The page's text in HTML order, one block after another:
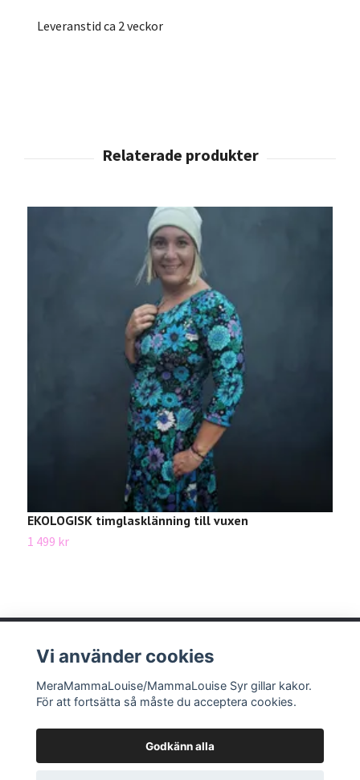
Leveranstid ca 2 veckor
EKOLOGISK timglasklänning till vuxen
1 499 kr
Läs mer
Vi använder cookies
MeraMammaLouise/MammaLouise Syr gillar kakor.
För att fortsätta så måste du acceptera cookies.
Godkänn alla